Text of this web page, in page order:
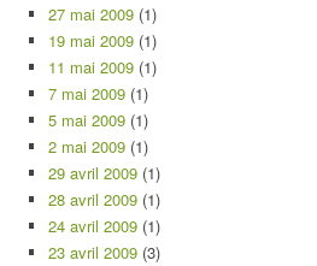
27 mai 2009 (1)
19 mai 2009 (1)
11 mai 2009 (1)
7 mai 2009 (1)
5 mai 2009 (1)
2 mai 2009 (1)
29 avril 2009 (1)
28 avril 2009 (1)
24 avril 2009 (1)
23 avril 2009 (3)